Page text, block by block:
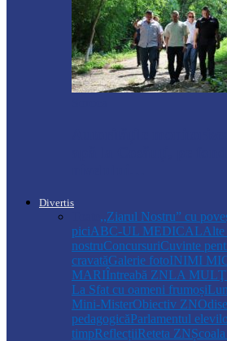
Divertis
,,Ziarul Nostru” cu
piciABC-UL MEDICAL
nostruConcursuriCuvinte
cravatăGalerie fotoINIMI
MARIÎntreabă ZNLA
La Sfat cu oameni frumoși
Mini-MisterObiectiv ZN
pedagogicăParlamentul
timpReflecțiiReteta ZN